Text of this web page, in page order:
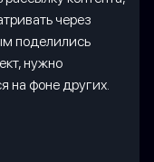
через
поделились
нужно
на фоне других.